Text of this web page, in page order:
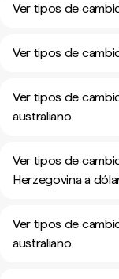
Ver tipos de
Ver tipos de
Ver tipos de
australiano
Ver tipos de
Herzegovina a
Ver tipos de
australiano